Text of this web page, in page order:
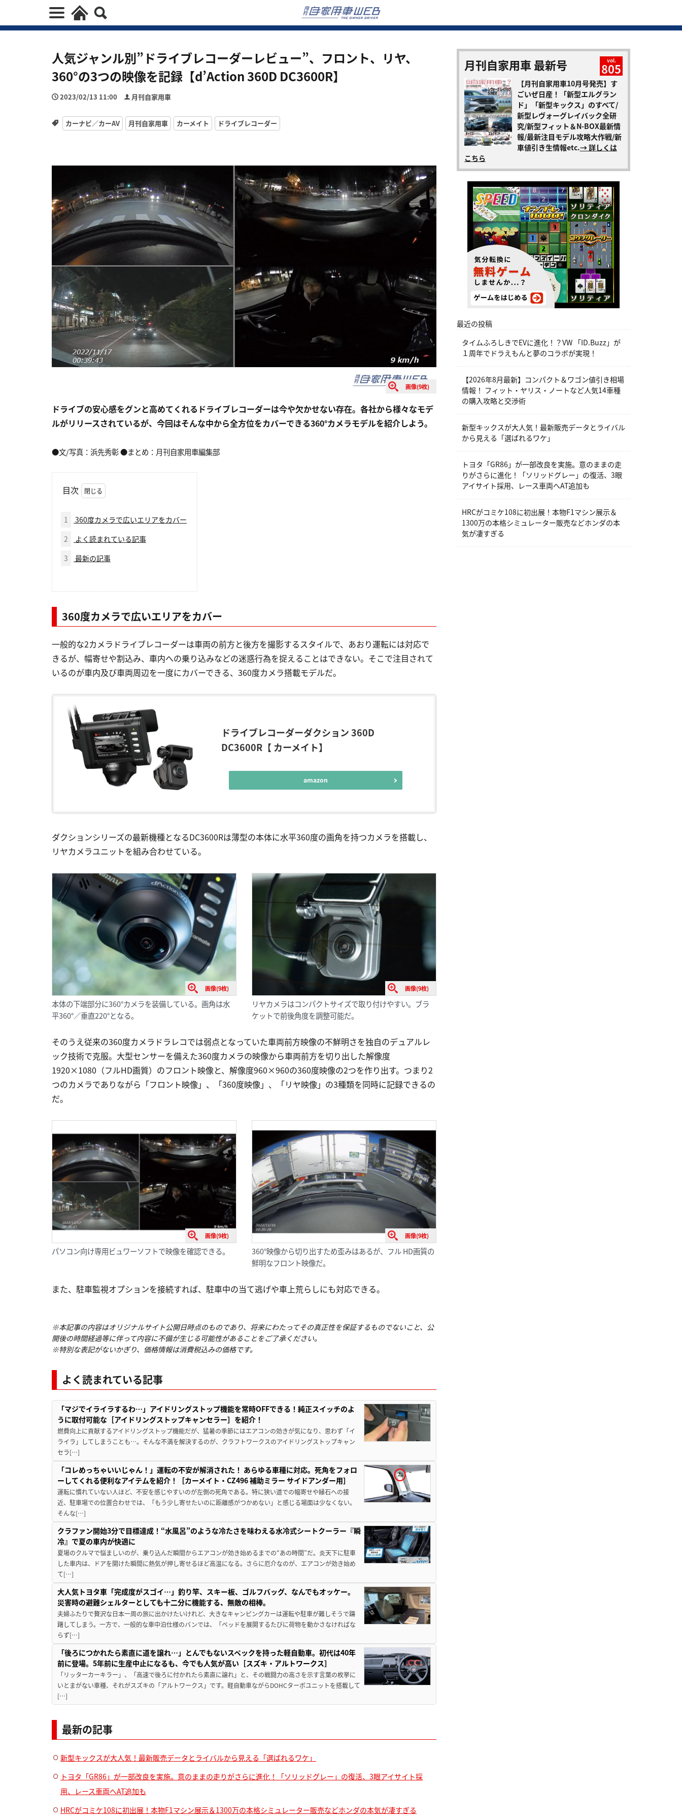
人気ジャンル別”ドライブレコーダーレビュー”、フロント、リヤ、
360°の3つの映像を記録【d’Action 360D DC3600R】
2023/02/13 11:00 月刊自家用車
カーナビ／カーAV 月刊自家用車 カーメイト ドライブレコーダー
画像(9枚)
ドライブの安心感をグンと高めてくれるドライブレコーダーは今や欠かせない存在。各社から様々なモデ
ルがリリースされているが、今回はそんな中から全方位をカバーできる360°カメラモデルを紹介しよう。
●文/写真：浜先秀彰 ●まとめ：月刊自家用車編集部
目次
1
360度カメラで広いエリアをカバー
2
よく読まれている記事
3
最新の記事
360度カメラで広いエリアをカバー
一般的な2カメラドライブレコーダーは車両の前方と後方を撮影するスタイルで、あおり運転には対応で
きるが、幅寄せや割込み、車内への乗り込みなどの迷惑行為を捉えることはできない。そこで注目されて
いるのが車内及び車両周辺を一度にカバーできる、360度カメラ搭載モデルだ。
ドライブレコーダーダクション 360D
DC3600R【 カーメイト】
amazon
ダクションシリーズの最新機種となるDC3600Rは薄型の本体に水平360度の画角を持つカメラを搭載し、
リヤカメラユニットを組み合わせている。
画像(9枚)
本体の下端部分に360°カメラを装備している。画角は水
平360°／垂直220°となる。
画像(9枚)
リヤカメラはコンパクトサイズで取り付けやすい。ブラ
ケットで前後角度を調整可能だ。
そのうえ従来の360度カメラドラレコでは弱点となっていた車両前方映像の不鮮明さを独自のデュアルレ
ック技術で克服。大型センサーを備えた360度カメラの映像から車両前方を切り出した解像度
1920×1080（フルHD画質）のフロント映像と、解像度960×960の360度映像の2つを作り出す。つまり2
つのカメラでありながら「フロント映像」、「360度映像」、「リヤ映像」の3種類を同時に記録できるの
だ。
画像(9枚)
パソコン向け専用ビュワーソフトで映像を確認できる。
画像(9枚)
360°映像から切り出すため歪みはあるが、フル HD画質の
鮮明なフロント映像だ。
また、駐車監視オプションを接続すれば、駐車中の当て逃げや車上荒らしにも対応できる。
※本記事の内容はオリジナルサイト公開日時点のものであり、将来にわたってその真正性を保証するものでないこと、公
開後の時間経過等に伴って内容に不備が生じる可能性があることをご了承ください。
※特別な表記がないかぎり、価格情報は消費税込みの価格です。
よく読まれている記事
「マジでイライラするわ…」アイドリングストップ機能を常時OFFできる！純正スイッチのよ
うに取付可能な［アイドリングストップキャンセラー］を紹介！
燃費向上に貢献するアイドリングストップ機能だが、猛暑の季節にはエアコンの効きが気になり、思わず「イ
ライラ」してしまうことも…。そんな不満を解決するのが、クラフトワークスのアイドリングストップキャン
セラ[…]
「コレめっちゃいいじゃん！」運転の不安が解消された！ あらゆる車種に対応。死角をフォロ
ーしてくれる便利なアイテムを紹介！［カーメイト・CZ496 補助ミラー サイドアンダー用］
運転に慣れていない人ほど、不安を感じやすいのが左側の死角である。特に狭い道での幅寄せや縁石への接
近、駐車場での位置合わせでは、「もう少し寄せたいのに距離感がつかめない」と感じる場面は少なくない。
そんな[…]
クラファン開始3分で目標達成！“水風呂”のような冷たさを味わえる水冷式シートクーラー『瞬
冷』で夏の車内が快適に
夏場のクルマで悩ましいのが、乗り込んだ瞬間からエアコンが効き始めるまでの“あの時間”だ。炎天下に駐車
した車内は、ドアを開けた瞬間に熱気が押し寄せるほど高温になる。さらに厄介なのが、エアコンが効き始め
て[…]
大人気トヨタ車「完成度がスゴイ…」釣り竿、スキー板、ゴルフバッグ、なんでもオッケー。
災害時の避難シェルターとしても十二分に機能する、無敵の相棒。
夫婦ふたりで贅沢な日本一周の旅に出かけたいけれど、大きなキャンピングカーは運転や駐車が難しそうで躊
躇してしまう。一方で、一般的な車中泊仕様のバンでは、「ベッドを展開するたびに荷物を動かさなければな
らず[…]
「後ろにつかれたら素直に道を譲れ…」とんでもないスペックを持った軽自動車。初代は40年
前に登場。5年前に生産中止になるも、今でも人気が高い［スズキ・アルトワークス］
「リッターカーキラー」、「高速で後ろに付かれたら素直に譲れ」と、その戦闘力の高さを示す言葉の枚挙に
いとまがない車種、それがスズキの「アルトワークス」です。軽自動車ながらDOHCターボユニットを搭載して
[…]
最新の記事
新型キックスが大人気！最新販売データとライバルから見える「選ばれるワケ」
トヨタ「GR86」が一部改良を実施。意のままの走りがさらに進化！「ソリッドグレー」の復活、3眼アイサイト採
用、レース車両へAT追加も
HRCがコミケ108に初出展！本物F1マシン展示＆1300万の本格シミュレーター販売などホンダの本気が凄すぎる
月刊自家用車 最新号 vol.
805
【月刊自家用車10月号発売】す
ごいぜ日産！「新型エルグラン
ド」「新型キックス」のすべて/
新型レヴォーグレイバック全研
究/新型フィット＆N-BOX最新情
報/最新注目モデル攻略大作戦/新
車値引き生情報etc.→ 詳しくは
こちら
最近の投稿
タイムふろしきでEVに進化！？VW 「ID.Buzz」が
１周年でドラえもんと夢のコラボが実現！
【2026年8月最新】コンパクト＆ワゴン値引き相場
情報！ フィット・ヤリス・ノートなど人気14車種
の購入攻略と交渉術
新型キックスが大人気！最新販売データとライバル
から見える「選ばれるワケ」
トヨタ「GR86」が一部改良を実施。意のままの走
りがさらに進化！「ソリッドグレー」の復活、3眼
アイサイト採用、レース車両へAT追加も
HRCがコミケ108に初出展！本物F1マシン展示＆
1300万の本格シミュレーター販売などホンダの本
気が凄すぎる